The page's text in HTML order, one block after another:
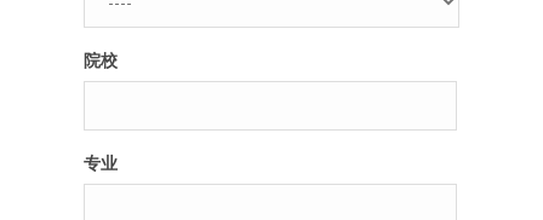
院校
专业